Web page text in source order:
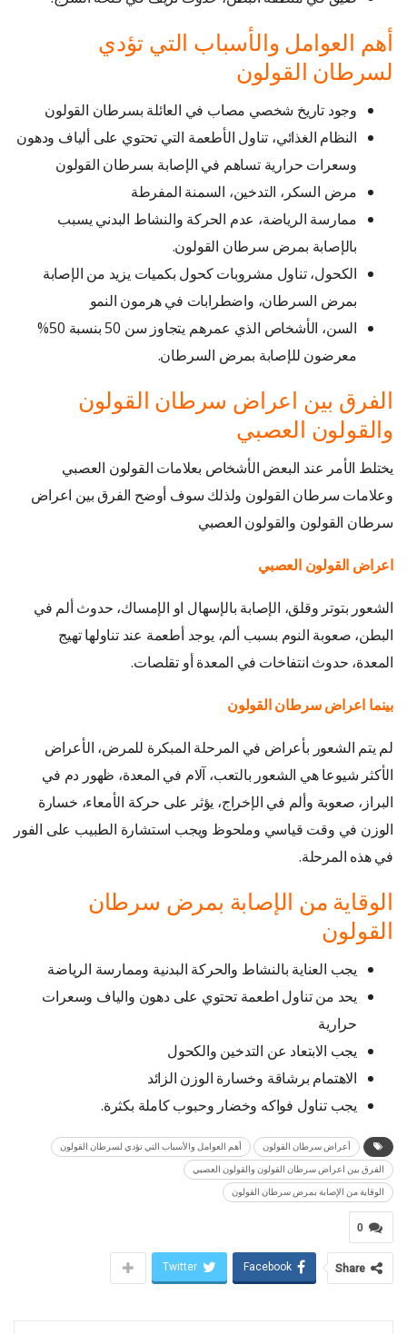
أهم العوامل والأسباب التي تؤدي
لسرطان القولون
وجود تاريخ شخصي مصاب في العائلة بسرطان القولون
النظام الغذائي، تناول الأطعمة التي تحتوي على ألياف ودهون
وسعرات حرارية تساهم في الإصابة بسرطان القولون
مرض السكر، التدخين، السمنة المفرطة
ممارسة الرياضة، عدم الحركة والنشاط البدني يسبب
بالإصابة بمرض سرطان القولون.
الكحول، تناول مشروبات كحول بكميات يزيد من الإصابة
بمرض السرطان، واضطرابات في هرمون النمو
السن، الأشخاص الذي عمرهم يتجاوز سن 50 بنسبة 50%
معرضون للإصابة بمرض السرطان.
الفرق بين اعراض سرطان القولون
والقولون العصبي
يختلط الأمر عند البعض الأشخاص بعلامات القولون العصبي
وعلامات سرطان القولون ولذلك سوف أوضح الفرق بين اعراض
سرطان القولون والقولون العصبي
اعراض القولون العصبي
الشعور بتوتر وقلق، الإصابة بالإسهال او الإمساك، حدوث ألم في
البطن، صعوبة النوم بسبب ألم، يوجد أطعمة عند تناولها تهيج
المعدة، حدوث انتفاخات في المعدة أو تقلصات.
بينما اعراض سرطان القولون
لم يتم الشعور بأعراض في المرحلة المبكرة للمرض، الأعراض
الأكثر شيوعا هي الشعور بالتعب، آلام في المعدة، ظهور دم في
البراز، صعوبة وألم في الإخراج، يؤثر على حركة الأمعاء، خسارة
الوزن في وقت قياسي وملحوظ ويجب استشارة الطبيب على الفور
في هذه المرحلة.
الوقاية من الإصابة بمرض سرطان
القولون
يجب العناية بالنشاط والحركة البدنية وممارسة الرياضة
يحد من تناول اطعمة تحتوي على دهون والياف وسعرات
حرارية
يجب الابتعاد عن التدخين والكحول
الاهتمام برشاقة وخسارة الوزن الزائد
يجب تناول فواكه وخضار وحبوب كاملة بكثرة.
أعراض سرطان القولون أهم العوامل والأسباب التي تؤدي لسرطان القولون
الفرق بين اعراض سرطان القولون والقولون العصبي
الوقاية من الإصابة بمرض سرطان القولون
0
Share
Facebook
Twitter